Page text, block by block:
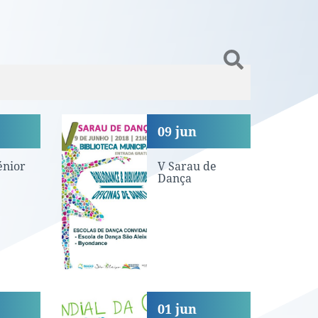
V Sarau de Dança
V Sarau de
Dança
09 jun
Dia Mundial da Criança
01 jun